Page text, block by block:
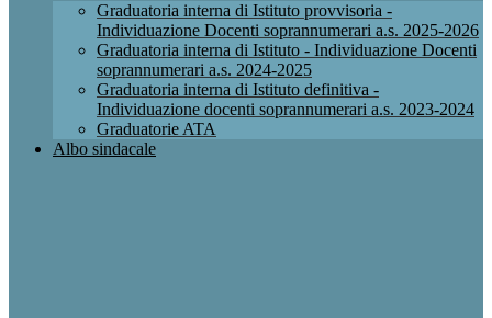
Graduatoria interna di Istituto provvisoria -
Individuazione Docenti soprannumerari a.s. 2025-2026
Graduatoria interna di Istituto - Individuazione Docenti
soprannumerari a.s. 2024-2025
Graduatoria interna di Istituto definitiva -
Individuazione docenti soprannumerari a.s. 2023-2024
Graduatorie ATA
Albo sindacale